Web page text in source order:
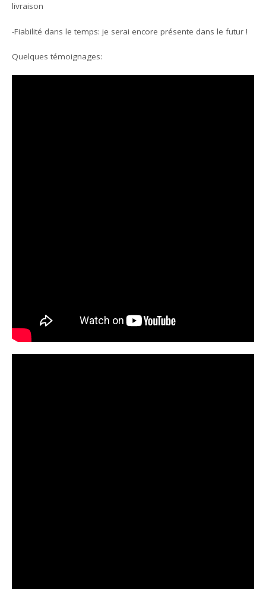
livraison
-Fiabilité dans le temps: je serai encore présente dans le futur !
Quelques témoignages: